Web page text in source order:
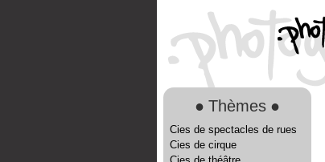
● Thèmes ●
Cies de spectacles de rues
Cies de cirque